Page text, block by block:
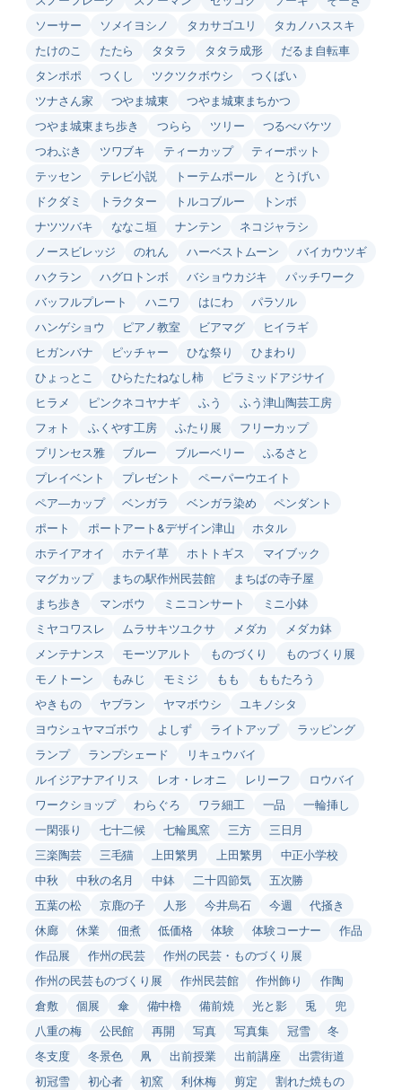
ソーサー
ソメイヨシノ タカサゴユリ
タカノハススキ
たけのこ
たたら タタラ タタラ成形
だるま自転車
タンポポ
つくし ツクツクボウシ
つくばい
ツナさん家
つやま城東
つやま城東まちかつ
つやま城東まち歩き
つらら ツリー
つるべバケツ
つわぶき
ツワブキ ティーカップ
ティーポット
テッセン
テレビ小説 トーテムポール
とうげい
ドクダミ
トラクター トルコブルー
トンボ
ナツツバキ
ななこ垣 ナンテン
ネコジャラシ
ノースビレッジ
のれん ハーベストムーン
バイカウツギ
ハクラン
ハグロトンボ バショウカジキ
パッチワーク
バッフルプレート
ハニワ はにわ
パラソル
ハンゲショウ
ピアノ教室 ビアマグ
ヒイラギ
ヒガンバナ
ピッチャー ひな祭り
ひまわり
ひょっとこ
ひらたたねなし柿
ピラミッドアジサイ
ヒラメ
ピンクネコヤナギ ふう
ふう津山陶芸工房
フォト
ふくやす工房 ふたり展
フリーカップ
プリンセス雅
ブルー ブルーベリー
ふるさと
プレイベント
プレゼント
ペーパーウエイト
ペア―カップ
ベンガラ ベンガラ染め
ペンダント
ポート
ポートアート&デザイン津山
ホタル
ホテイアオイ
ホテイ草 ホトトギス
マイブック
マグカップ
まちの駅作州民芸館
まちばの寺子屋
まち歩き
マンボウ ミニコンサート
ミニ小鉢
ミヤコワスレ
ムラサキツユクサ メダカ
メダカ鉢
メンテナンス
モーツアルト ものづくり
ものづくり展
モノトーン
もみじ モミジ もも
ももたろう
やきもの
ヤブラン ヤマボウシ
ユキノシタ
ヨウシュヤマゴボウ
よしず ライトアップ
ラッピング
ランプ
ランプシェード
リキュウバイ
ルイジアナアイリス
レオ・レオニ レリーフ
ロウバイ
ワークショップ
わらぐろ ワラ細工 一品
一輪挿し
一閑張り
七十二候 七輪風窯 三方
三日月
三楽陶芸
三毛猫 上田繁男 上田繁男
中正小学校
中秋
中秋の名月 中鉢 二十四節気
五次勝
五葉の松
京鹿の子 人形 今井烏石 今週
代掻き
休廊
休業 佃煮 低価格 体験 体験コーナー
作品
作品展
作州の民芸
作州の民芸・ものづくり展
作州の民芸ものづくり展
作州民芸館 作州飾り
作陶
倉敷
個展 傘 備中櫓 備前焼 光と影 兎
兜
八重の梅
公民館 再開 写真 写真集 冠雪
冬
冬支度
冬景色 凧 出前授業 出前講座
出雲街道
初冠雪
初心者 初窯 利休梅 剪定
割れた焼もの